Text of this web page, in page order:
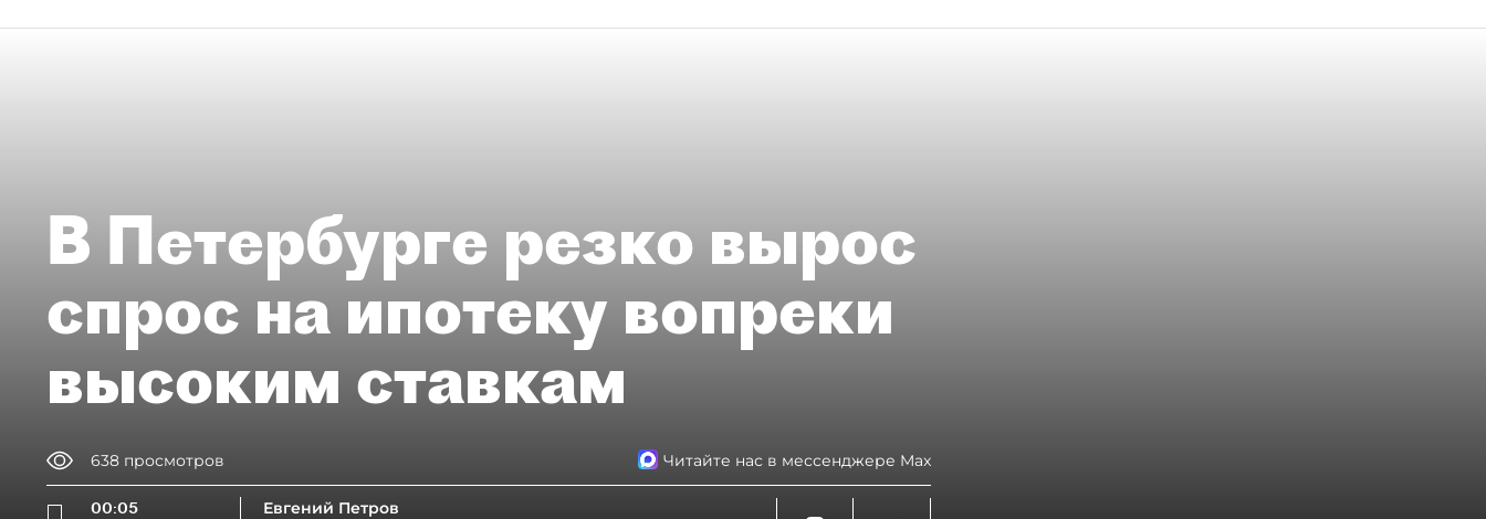
В Петербурге резко вырос
спрос на ипотеку вопреки
высоким ставкам
638 просмотров Читайте нас в мессенджере Max
00:05
Евгений Петров